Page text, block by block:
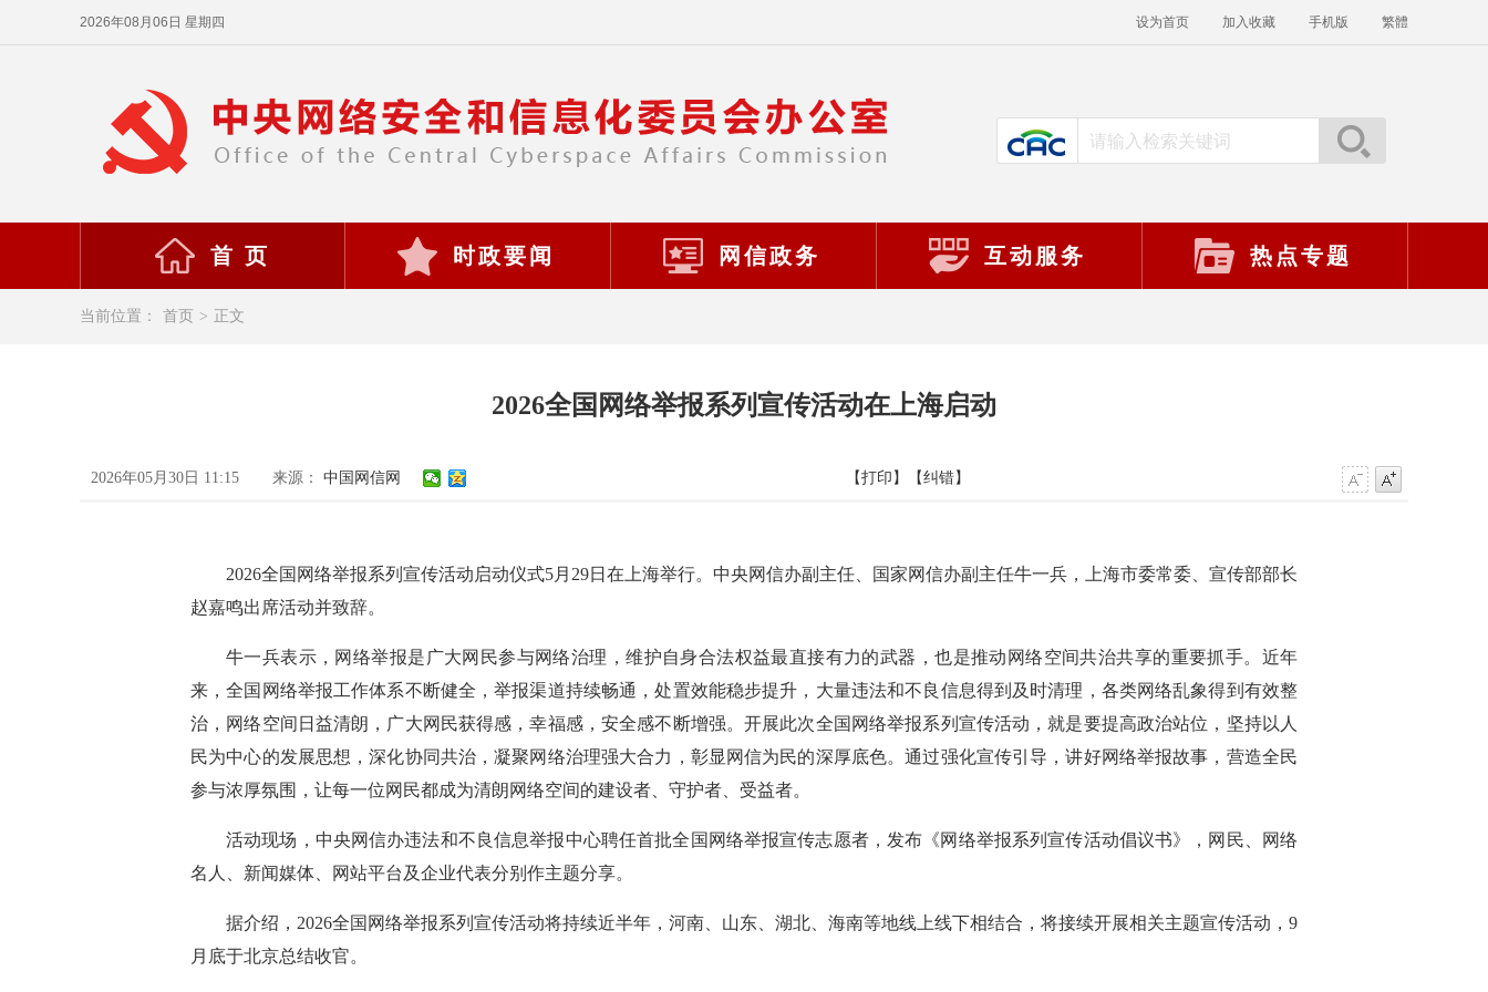
2026年08月06日 星期四 设为首页 加入收藏 手机版 繁體
首 页 时政要闻 网信政务 互动服务 热点专题
当前位置： 首页 > 正文
2026全国网络举报系列宣传活动在上海启动
2026年05月30日 11:15 来源： 中国网信网 【打印】 【纠错】
2026全国网络举报系列宣传活动启动仪式5月29日在上海举行。中央网信办副主任、国家网信办副主任牛一兵，上海市委常委、宣传部部长
赵嘉鸣出席活动并致辞。
牛一兵表示，网络举报是广大网民参与网络治理，维护自身合法权益最直接有力的武器，也是推动网络空间共治共享的重要抓手。近年
来，全国网络举报工作体系不断健全，举报渠道持续畅通，处置效能稳步提升，大量违法和不良信息得到及时清理，各类网络乱象得到有效整
治，网络空间日益清朗，广大网民获得感，幸福感，安全感不断增强。开展此次全国网络举报系列宣传活动，就是要提高政治站位，坚持以人
民为中心的发展思想，深化协同共治，凝聚网络治理强大合力，彰显网信为民的深厚底色。通过强化宣传引导，讲好网络举报故事，营造全民
参与浓厚氛围，让每一位网民都成为清朗网络空间的建设者、守护者、受益者。
活动现场，中央网信办违法和不良信息举报中心聘任首批全国网络举报宣传志愿者，发布《网络举报系列宣传活动倡议书》，网民、网络
名人、新闻媒体、网站平台及企业代表分别作主题分享。
据介绍，2026全国网络举报系列宣传活动将持续近半年，河南、山东、湖北、海南等地线上线下相结合，将接续开展相关主题宣传活动，9
月底于北京总结收官。